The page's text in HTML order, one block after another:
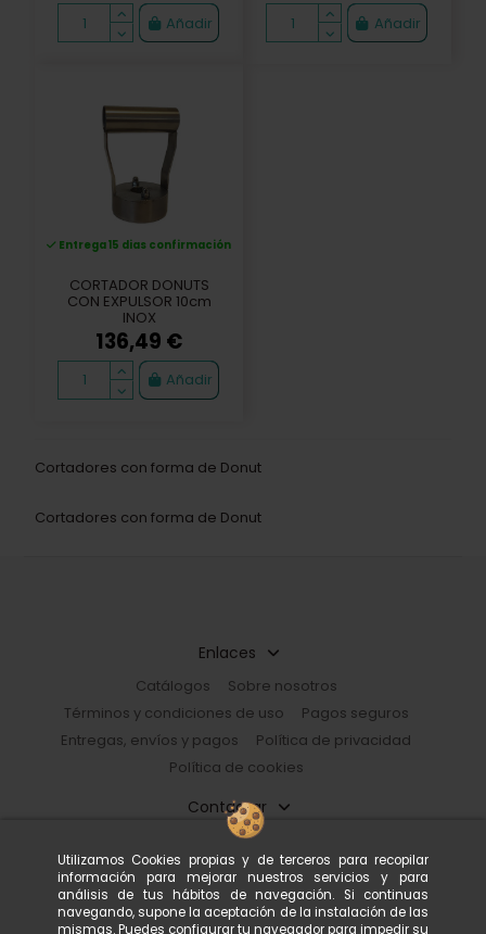
Utilizamos Cookies propias y de terceros para recopilar
información para mejorar nuestros servicios y para
análisis de tus hábitos de navegación. Si continuas
navegando, supone la aceptación de la instalación de las
mismas. Puedes configurar tu navegador para impedir su
Añadir Añadir
Entrega 15 dias confirmación
CORTADOR DONUTS
CON EXPULSOR 10cm
INOX
136,49 €
Añadir
Cortadores con forma de Donut
Cortadores con forma de Donut
Enlaces
Catálogos
Sobre nosotros
Términos y condiciones de uso
Pagos seguros
Entregas, envíos y pagos
Política de privacidad
Política de cookies
Contactar
Restorhome
Paseo de Guayaquil, 39 |08030 Barcelona, España
933 602 600
tienda@restorhome.es